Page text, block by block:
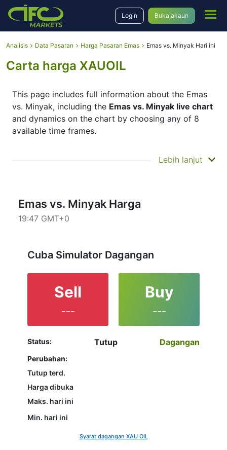
Login Buka akaun
Analisis Data Pasaran Harga Pasaran Emas Emas vs. Minyak Hari ini
Carta harga XAUOIL
This page includes full information about the Emas
vs. Minyak, including the Emas vs. Minyak live chart
and dynamics on the chart by choosing any of 8
available time frames.
By moving the start and end of the timeframe in the
type of display of the
Emas vs. Minyak live chart
Candles or Lines chart – through the buttons in the
upper left corner of the chart. All clients that have
the XAUOIL and watching its performance on the
charts will help them to make their final decision.
Lebih lanjut
Emas vs. Minyak Harga
19:47 GMT+0
Cuba Simulator Dagangan
Sell
---
Buy
---
Status: Tutup Dagangan
Perubahan:
Tutup terd.
Harga dibuka
Maks. hari ini
Min. hari ini
Syarat dagangan XAU OIL